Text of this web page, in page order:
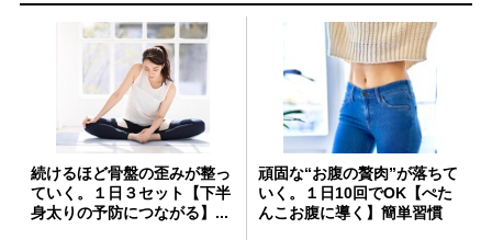
続けるほど骨盤の歪みが整っ
ていく。１日３セット【下半
身太りの予防につながる】...
頑固な“お腹の贅肉”が落ちて
いく。１日10回でOK【ぺた
んこお腹に導く】簡単習慣